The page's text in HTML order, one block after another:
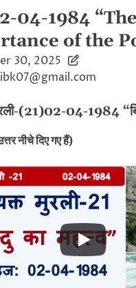
04-1984 “The
of the
30, 2025
(21)02-04-1984
नीचे दिए गए हैं)